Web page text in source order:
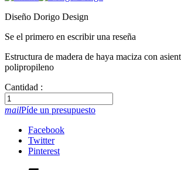
Diseño Dorigo Design
Se el primero en escribir una reseña
Estructura de madera de haya maciza con
polipropileno
Cantidad :
mailPíde un presupuesto
Facebook
Twitter
Pinterest